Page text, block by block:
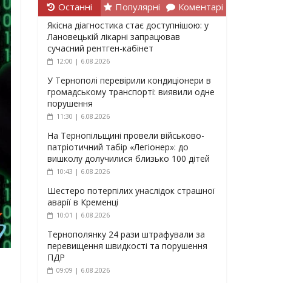
Останні Популярні Коментарі
Якісна діагностика стає доступнішою: у
Лановецькій лікарні запрацював
сучасний рентген-кабінет
12:00 | 6.08.2026
У Тернополі перевірили кондиціонери в
громадському транспорті: виявили одне
порушення
11:30 | 6.08.2026
На Тернопільщині провели військово-
патріотичний табір «Легіонер»: до
вишколу долучилися близько 100 дітей
10:43 | 6.08.2026
Шестеро потерпілих унаслідок страшної
аварії в Кременці
10:01 | 6.08.2026
Тернополянку 24 рази штрафували за
перевищення швидкості та порушення
ПДР
09:09 | 6.08.2026